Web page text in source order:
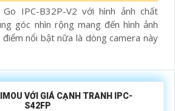
IPC-B32P-V2 với hình ảnh chất
góc nhìn rộng mang đến hình ảnh
nổi bật nữa là dòng camera này
VỚI GIÁ CẠNH TRANH IPC-
S42FP